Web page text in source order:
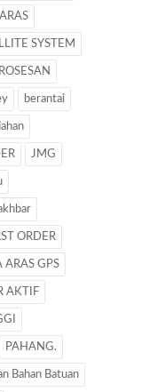
SYSTEM
berantai
JMG
ORDER
ARAS GPS
AKTIF
PAHANG.
Bahan Batuan